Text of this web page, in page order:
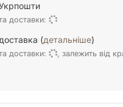
доставки:
(детальніше)
доставки:
, залежить від